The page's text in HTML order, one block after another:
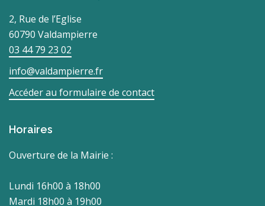
2, Rue de l’Eglise
60790 Valdampierre
03 44 79 23 02
info@valdampierre.fr
Accéder au formulaire de contact
Horaires
Ouverture de la Mairie :
Lundi 16h00 à 18h00
Mardi 18h00 à 19h00